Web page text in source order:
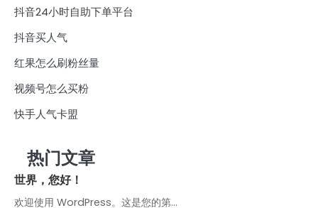
抖音24小时自助下单平台
抖音买人气
红果怎么刷粉丝量
视频号怎么买粉
快手人气卡盟
热门文章
世界，您好！
欢迎使用 WordPress。这是您的第…